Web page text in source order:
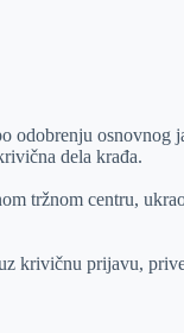
odobrenju osnovnog
dela krađa.
tržnom centru,
krivičnu prijavu,